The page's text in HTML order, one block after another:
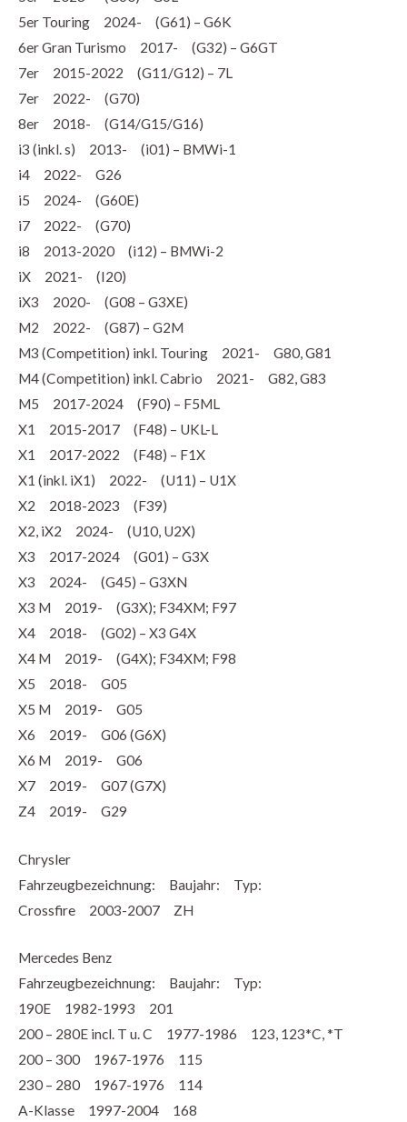
5er Touring 2024- (G61) – G6K
6er Gran Turismo 2017- (G32) – G6GT
7er 2015-2022 (G11/G12) – 7L
7er 2022- (G70)
8er 2018- (G14/G15/G16)
i3 (inkl. s) 2013- (i01) – BMWi-1
i4 2022- G26
i5 2024- (G60E)
i7 2022- (G70)
i8 2013-2020 (i12) – BMWi-2
iX 2021- (I20)
iX3 2020- (G08 – G3XE)
M2 2022- (G87) – G2M
M3 (Competition) inkl. Touring 2021- G80, G81
M4 (Competition) inkl. Cabrio 2021- G82, G83
M5 2017-2024 (F90) – F5ML
X1 2015-2017 (F48) – UKL-L
X1 2017-2022 (F48) – F1X
X1 (inkl. iX1) 2022- (U11) – U1X
X2 2018-2023 (F39)
X2, iX2 2024- (U10, U2X)
X3 2017-2024 (G01) – G3X
X3 2024- (G45) – G3XN
X3 M 2019- (G3X); F34XM; F97
X4 2018- (G02) – X3 G4X
X4 M 2019- (G4X); F34XM; F98
X5 2018- G05
X5 M 2019- G05
X6 2019- G06 (G6X)
X6 M 2019- G06
X7 2019- G07 (G7X)
Z4 2019- G29
Chrysler
Fahrzeugbezeichnung: Baujahr: Typ:
Crossfire 2003-2007 ZH
Mercedes Benz
Fahrzeugbezeichnung: Baujahr: Typ:
190E 1982-1993 201
200 – 280E incl. T u. C 1977-1986 123, 123*C, *T
200 – 300 1967-1976 115
230 – 280 1967-1976 114
A-Klasse 1997-2004 168